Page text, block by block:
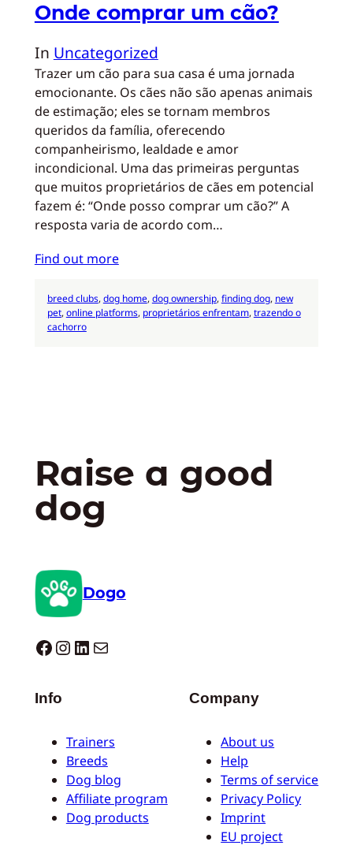
Onde comprar um cão?
In Uncategorized
Trazer um cão para sua casa é uma jornada
emocionante. Os cães não são apenas animais
de estimação; eles se tornam membros
queridos da família, oferecendo
companheirismo, lealdade e amor
incondicional. Uma das primeiras perguntas
que muitos proprietários de cães em potencial
fazem é: “Onde posso comprar um cão?” A
resposta varia de acordo com…
Find out more
breed clubs, dog home, dog ownership, finding dog, new
pet, online platforms, proprietários enfrentam, trazendo o
cachorro
Raise a good
dog
Dogo
Dogo facebook InstagramLinkedIn E-mail
Info
Trainers
Breeds
Dog blog
Affiliate program
Dog products
Company
About us
Help
Terms of service
Privacy Policy
Imprint
EU project